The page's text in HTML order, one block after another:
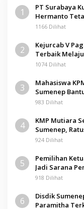
1
PT Surabaya
Hermanto
Pamolokan
1166 Dilihat
2
Kejurcab V
Terbaik
1074 Dilihat
3
Mahasiswa
Sumenep
983 Dilihat
4
KMP Mutiara
Sumenep,
924 Dilihat
5
Pemilihan
Jadi Sarana
918 Dilihat
6
Disdik
Paramitha